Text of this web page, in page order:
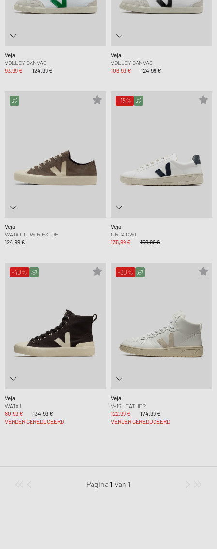
Veja
VOLLEY CANVAS
93,99 €
124,99 €
Veja
VOLLEY CANVAS
106,99 €
124,99 €
Veja
WATA II LOW RIPSTOP
124,99 €
-15%
Veja
URCA CWL
135,99 €
159,99 €
-40%
Veja
WATA II
80,99 €
134,99 €
VERDER GEREDUCEERD
-30%
Veja
V-15 LEATHER
122,99 €
174,99 €
VERDER GEREDUCEERD
Pagina 1 Van 1